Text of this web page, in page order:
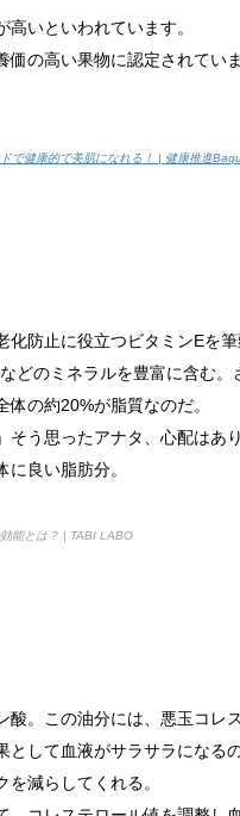
いほどおしゃれな部屋って...
る方法！
をしましょう。
。どんなことが考えられ
るはずです。食当たりかも...
する方法！
が重くなったりしたことは...
いといわれています。
の高い果物に認定されていま
で健康的で美肌になれる！ | 健康推進
防止に役立つビタミンEを
どのミネラルを豊富に含む。
の約20%が脂質なのだ。
そう思ったアナタ、心配はあ
良い脂肪分。
能とは？ | TABI LABO
。この油分には、悪玉コレ
として血液がサラサラになる
減らしてくれる。